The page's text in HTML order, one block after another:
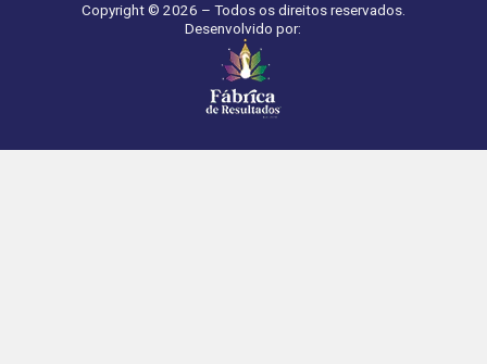
Copyright © 2026 – Todos os direitos reservados.
Desenvolvido por: